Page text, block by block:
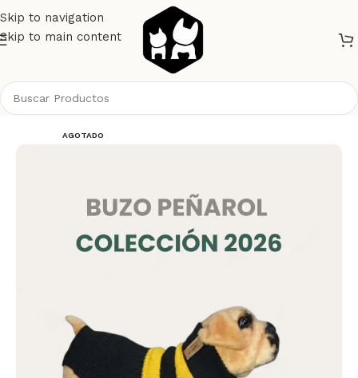
Skip to navigation
Skip to main content
AGOTADO